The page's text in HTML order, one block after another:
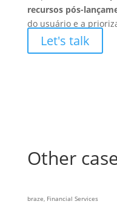
recursos pós-
do usuário e a
Let's talk
Other
braze, Financial Services